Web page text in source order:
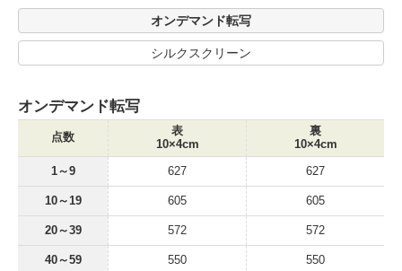
オンデマンド転写
シルクスクリーン
オンデマンド転写
点数
表
10×4cm
裏
10×4cm
1～9 627 627
10～19 605 605
20～39 572 572
40～59 550 550